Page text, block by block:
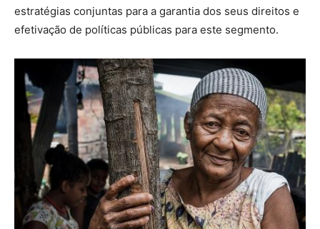
estratégias conjuntas para a garantia dos seus direitos e
efetivação de políticas públicas para este segmento.